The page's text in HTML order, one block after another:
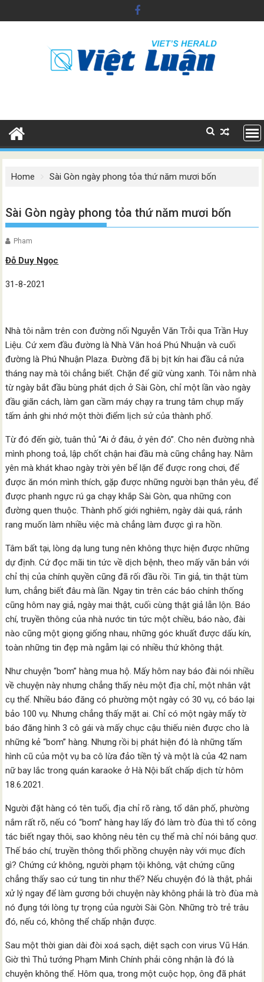
to
Home Sài Gòn ngày phong tỏa thứ năm mươi bốn
Sài Gòn ngày phong tỏa thứ năm mươi bốn
Pham
Đỗ Duy Ngọc
31-8-2021
Nhà tôi nằm trên con đường nối Nguyễn Văn Trỗi qua Trần Huy
Liệu. Cứ xem đầu đường là Nhà Văn hoá Phú Nhuận và cuối
đường là Phú Nhuận Plaza. Đường đã bị bịt kín hai đầu cả nửa
tháng nay mà tôi chẳng biết. Chặn để giữ vùng xanh. Tôi nằm nhà
từ ngày bắt đầu bùng phát dịch ở Sài Gòn, chỉ một lần vào ngày
đầu giãn cách, làm gan cầm máy chạy ra trung tâm chụp mấy
tấm ảnh ghi nhớ một thời điểm lịch sử của thành phố.
Từ đó đến giờ, tuân thủ “Ai ở đâu, ở yên đó”. Cho nên đường nhà
mình phong toả, lập chốt chận hai đầu mà cũng chẳng hay. Nằm
yên mà khát khao ngày trời yên bể lặn để được rong chơi, để
được ăn món mình thích, gặp được những người bạn thân yêu, để
được phanh ngực rú ga chạy khắp Sài Gòn, qua những con
đường quen thuộc. Thành phố giới nghiêm, ngày dài quá, rảnh
rang muốn làm nhiều việc mà chẳng làm được gì ra hồn.
Tâm bất tại, lòng dạ lung tung nên không thực hiện được những
dự định. Cứ đọc mãi tin tức về dịch bệnh, theo mấy văn bản với
chỉ thị của chính quyền cũng đã rối đầu rồi. Tin giả, tin thật tùm
lum, chẳng biết đâu mà lần. Ngay tin trên các báo chính thống
cũng hôm nay giả, ngày mai thật, cuối cùng thật giả lẫn lộn. Báo
chí, truyền thông của nhà nước tin tức một chiều, báo nào, đài
nào cũng một giọng giống nhau, những góc khuất được dấu kín,
toàn những tin đẹp mà ngẫm lại có nhiều thứ không thật.
Như chuyện “bom” hàng mua hộ. Mấy hôm nay báo đài nói nhiều
về chuyện này nhưng chẳng thấy nêu một địa chỉ, một nhân vật
cụ thể. Nhiều báo đăng có phường một ngày có 30 vụ, có báo lại
bảo 100 vụ. Nhưng chẳng thấy mặt ai. Chỉ có một ngày mấy tờ
báo đăng hình 3 cô gái và mấy chục cậu thiếu niên được cho là
những kẻ “bom” hàng. Nhưng rồi bị phát hiện đó là những tấm
hình cũ của một vụ ba cô lừa đảo tiền tỷ và một là của 42 nam
nữ bay lắc trong quán karaoke ở Hà Nội bất chấp dịch từ hôm
18.6.2021.
Người đặt hàng có tên tuổi, địa chỉ rõ ràng, tổ dân phố, phường
nắm rất rõ, nếu có “bom” hàng hay lấy đó làm trò đùa thì tổ công
tác biết ngay thôi, sao không nêu tên cụ thể mà chỉ nói bâng quơ.
Thế báo chí, truyền thông thổi phồng chuyện này với mục đích
gì? Chứng cứ không, người phạm tội không, vật chứng cũng
chẳng thấy sao cứ tung tin như thế? Nếu chuyện đó là thật, phải
xử lý ngay để làm gương bởi chuyện này không phải là trò đùa mà
nó đụng tới lòng tự trọng của người Sài Gòn. Những trò trẻ trâu
đó, nếu có, không thể chấp nhận được.
Sau một thời gian dài đòi xoá sạch, diệt sạch con virus Vũ Hán.
Giờ thì Thủ tướng Phạm Minh Chính phải công nhận là đó là
chuyện không thể. Hôm qua, trong một cuộc họp, ông đã phát